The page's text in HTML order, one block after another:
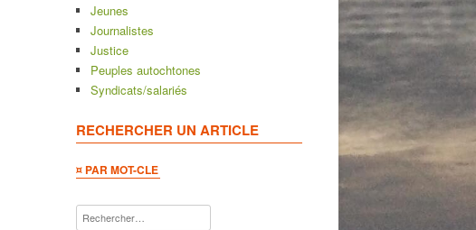
Jeunes
Journalistes
Justice
Peuples autochtones
Syndicats/salariés
RECHERCHER UN ARTICLE
¤ PAR MOT-CLE
Rechercher :